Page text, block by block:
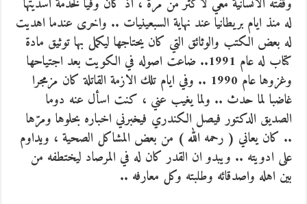
وقفته الانسانية معي لأكثر من مرة ، اذ كان وفيا لخدمة اسديتها
له منذ ايام بريطانيا عند نهاية السبعينيات .. واخرى عندما اهديت
له بعض الكتب والوثائق التي كان يحتاجها ليكمل بها توثيق مادة
كتاب له عام 1991.. ضاعت اصوله في الكويت بعد اجتياحها
وغزوها عام 1990 .. وفي ايام تلك الازمة القاتلة كان مزمجرا
غاضبا لما حدث .. ولما يغيب عني ، كنت اسأل عنه دوما
الصديق الدكتور فيصل الكندري فيخبرني اخباره بحلوها ومرّها
.. كان يعاني ( رحمه الله ) من بعض المشاكل الصحية ، ويداوم
على ادويته .. ويبدو ان القدر كان له في المرصاد ليختطفه من
بين اهله واصدقائه وطلبته وكل معارفه ..